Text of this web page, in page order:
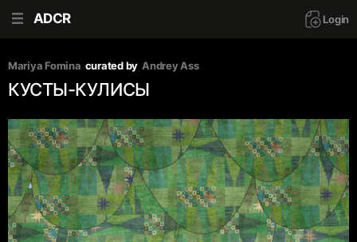
ADCR Login
Mariya Fomina curated by Andrey Ass
КУСТЫ-КУЛИСЫ